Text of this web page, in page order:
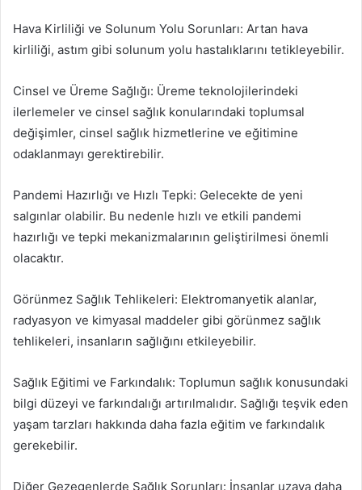
Hava Kirliliği ve Solunum Yolu Sorunları: Artan hava
kirliliği, astım gibi solunum yolu hastalıklarını tetikleyebilir.
Cinsel ve Üreme Sağlığı: Üreme teknolojilerindeki
ilerlemeler ve cinsel sağlık konularındaki toplumsal
değişimler, cinsel sağlık hizmetlerine ve eğitimine
odaklanmayı gerektirebilir.
Pandemi Hazırlığı ve Hızlı Tepki: Gelecekte de yeni
salgınlar olabilir. Bu nedenle hızlı ve etkili pandemi
hazırlığı ve tepki mekanizmalarının geliştirilmesi önemli
olacaktır.
Görünmez Sağlık Tehlikeleri: Elektromanyetik alanlar,
radyasyon ve kimyasal maddeler gibi görünmez sağlık
tehlikeleri, insanların sağlığını etkileyebilir.
Sağlık Eğitimi ve Farkındalık: Toplumun sağlık konusundaki
bilgi düzeyi ve farkındalığı artırılmalıdır. Sağlığı teşvik eden
yaşam tarzları hakkında daha fazla eğitim ve farkındalık
gerekebilir.
Diğer Gezegenlerde Sağlık Sorunları: İnsanlar uzaya daha